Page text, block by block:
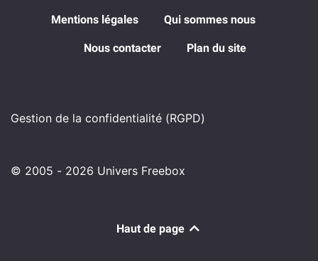
Mentions légales Qui sommes nous
Nous contacter Plan du site
Gestion de la confidentialité (RGPD)
© 2005 - 2026 Univers Freebox
Haut de page